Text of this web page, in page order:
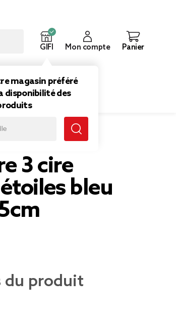
GIFI
magasin préféré
disponibilité des
Mon compte Panier
3 cire
bleu
du produit